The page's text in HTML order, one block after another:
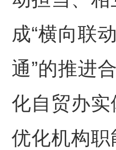
成“横向联
通”的推进
化自贸办实
优化机构职